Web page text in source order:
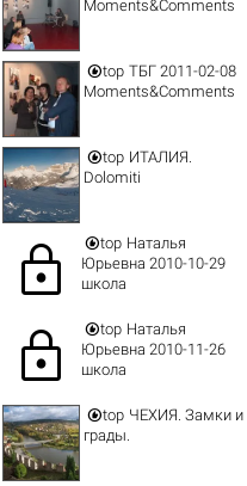
Moments&Comments
top ТБГ 2011-02-08
Moments&Comments
top ИТАЛИЯ.
Dolomiti
lock top Наталья
Юрьевна 2010-10-29
школа
lock top Наталья
Юрьевна 2010-11-26
школа
top ЧЕХИЯ. Замки и
грады.